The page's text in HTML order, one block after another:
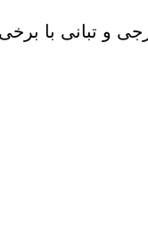
و تبانی با